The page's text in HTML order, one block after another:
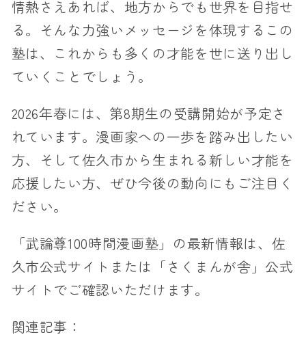
情熱さえあれば、地方からでも世界を目指せ
る。そんな力強いメッセージを体現するこの
塾は、これからも多くの才能を世に送り出し
ていくことでしょう。
2026年春には、第8期生の受講開始が予定さ
れています。漫画家への一歩を踏み出したい
方、そして佐久市から生まれる新しい才能を
応援したい方、ぜひ今後の動向にもご注目く
ださい。
「武論尊100時間漫画塾」の最新情報は、佐
久市公式サイトまたは「さくまんが舎」公式
サイトでご確認いただけます。
関連記事：